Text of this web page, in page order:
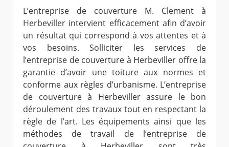
L’entreprise de couverture M. Clement à
Herbeviller intervient efficacement afin d’avoir
un résultat qui correspond à vos attentes et à
vos besoins. Solliciter les services de
l’entreprise de couverture à Herbeviller offre la
garantie d’avoir une toiture aux normes et
conforme aux règles d’urbanisme. L’entreprise
de couverture à Herbeviller assure le bon
déroulement des travaux tout en respectant la
règle de l’art. Les équipements ainsi que les
méthodes de travail de l’entreprise de